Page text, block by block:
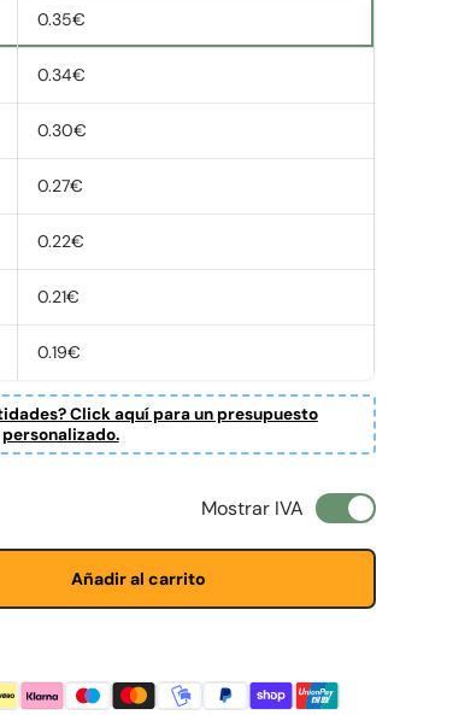
0.35€
0.34€
0.30€
0.27€
0.22€
0.21€
0.19€
Click aquí para un presupuesto
personalizado.
Mostrar IVA
Añadir al carrito